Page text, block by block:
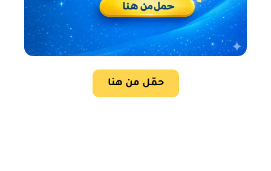
حمّل من هنا